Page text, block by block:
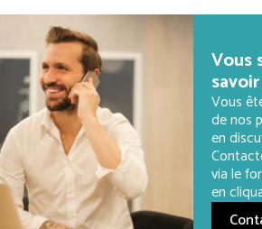
Vous
Vous
de nos
en
via le
en